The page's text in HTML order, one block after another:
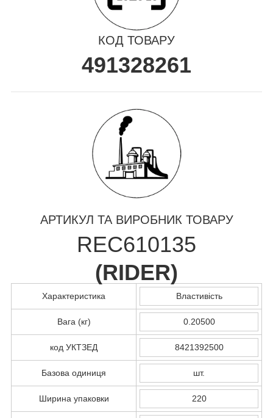
КОД ТОВАРУ
491328261
АРТИКУЛ ТА ВИРОБНИК ТОВАРУ
REC610135
(RIDER)
Характеристика Властивість
Вага (кг) 0.20500
код УКТЗЕД 8421392500
Базова одиниця шт.
Ширина упаковки 220